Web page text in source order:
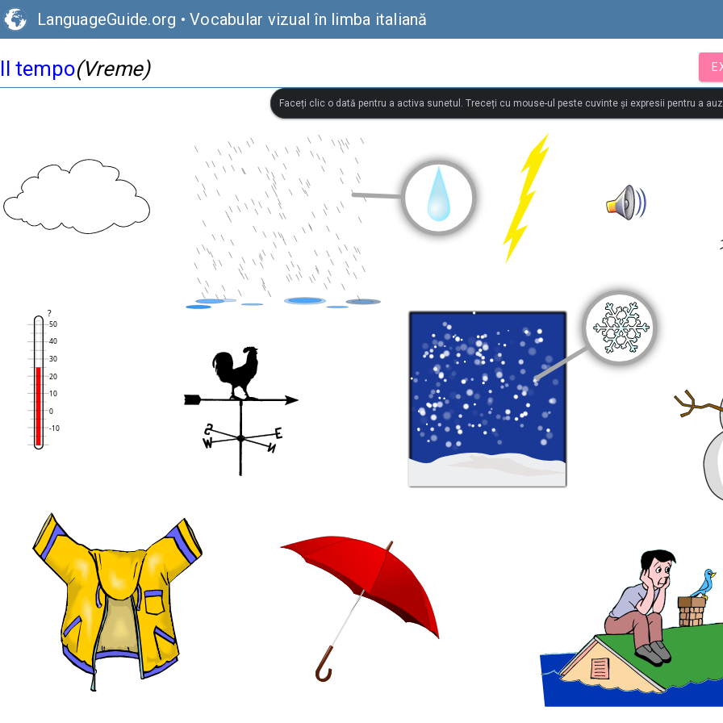
LanguageGuide.org • Vocabular vizual în limba italiană
Il tempo(Vreme)
Faceți clic o dată pentru a activa sunetul. Treceți cu mouse-ul peste cuvinte și expresii pentru a